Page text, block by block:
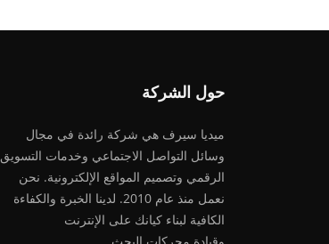
حول الشركة
ميديا ​​سيرف هي شركة رائدة في مجال
وسائل التواصل الاجتماعي وخدمات التسويق
الرقمي وتصميم المواقع الإلكترونية. نحن
نعمل منذ عام 2010. لدينا الخبرة والكفاءة
الكافية لبناء كيانك على الإنترنت
وقيادة محركات البحث.